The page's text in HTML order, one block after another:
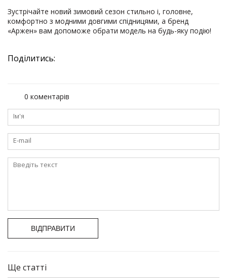
Зустрічайте новий зимовий сезон стильно і, головне,
комфортно з модними довгими спідницями, а бренд
«Аржен» вам допоможе обрати модель на будь-яку подію!
Поділитись:
0 коментарів
ВІДПРАВИТИ
Ще статті